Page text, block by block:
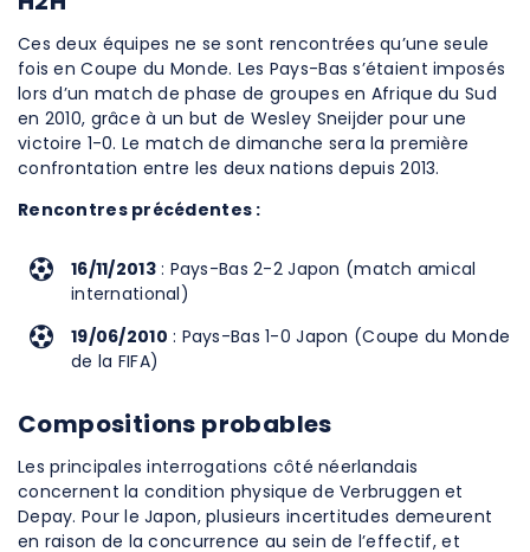
Ces deux équipes ne se sont rencontrées qu’une seule
fois en Coupe du Monde. Les Pays-Bas s’étaient imposés
lors d’un match de phase de groupes en Afrique du Sud
en 2010, grâce à un but de Wesley Sneijder pour une
victoire 1-0. Le match de dimanche sera la première
confrontation entre les deux nations depuis 2013.
Rencontres précédentes :
16/11/2013: Pays-Bas 2-2 Japon (match amical
international)
19/06/2010 : Pays-Bas 1-0 Japon (Coupe du Monde
de la FIFA)
Compositions probables
Les principales interrogations côté néerlandais
concernent la condition physique de Verbruggen et
Depay. Pour le Japon, plusieurs incertitudes demeurent
en raison de la concurrence au sein de l’effectif, et